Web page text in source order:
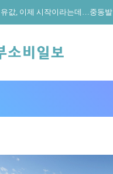
값, 이제 시작이라는데…중동